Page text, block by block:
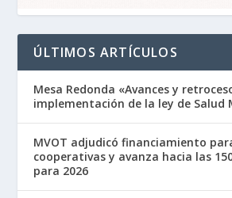
ÚLTIMOS ARTÍCULOS
Mesa Redonda «Avances y
implementación de la ley de Salud
MVOT adjudicó financiamiento
cooperativas y avanza hacia las
para 2026